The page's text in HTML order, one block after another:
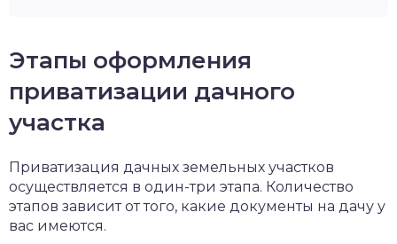
Этапы оформления
приватизации дачного
участка
Приватизация дачных земельных участков
осуществляется в один-три этапа. Количество
этапов зависит от того, какие документы на дачу у
вас имеются.